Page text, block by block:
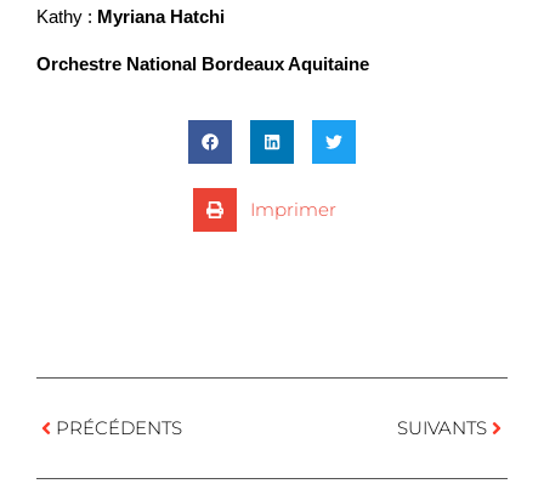
Kathy : Myriana Hatchi
Orchestre National Bordeaux Aquitaine
Imprimer
PRÉCÉDENTS SUIVANTS